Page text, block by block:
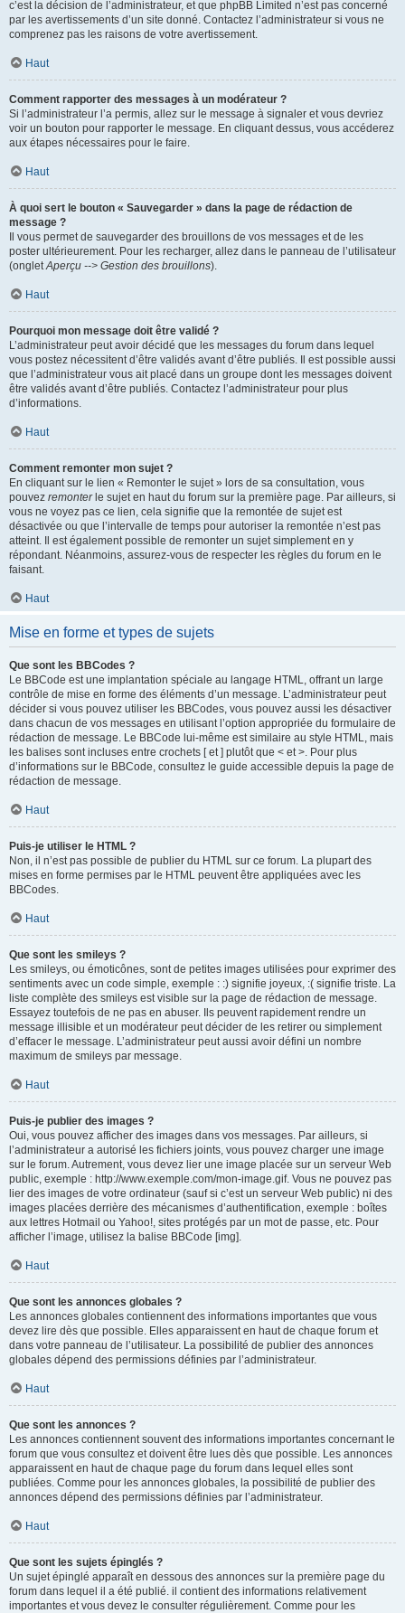
c’est la décision de l’administrateur, et que phpBB Limited n’est pas concerné
par les avertissements d’un site donné. Contactez l’administrateur si vous ne
comprenez pas les raisons de votre avertissement.
Haut
Comment rapporter des messages à un modérateur ?
Si l’administrateur l’a permis, allez sur le message à signaler et vous devriez
voir un bouton pour rapporter le message. En cliquant dessus, vous accéderez
aux étapes nécessaires pour le faire.
Haut
À quoi sert le bouton « Sauvegarder » dans la page de rédaction de
message ?
Il vous permet de sauvegarder des brouillons de vos messages et de les
poster ultérieurement. Pour les recharger, allez dans le panneau de l’utilisateur
(ongletAperçu --> Gestion des brouillons).
Haut
Pourquoi mon message doit être validé ?
L’administrateur peut avoir décidé que les messages du forum dans lequel
vous postez nécessitent d’être validés avant d’être publiés. Il est possible aussi
que l’administrateur vous ait placé dans un groupe dont les messages doivent
être validés avant d’être publiés. Contactez l’administrateur pour plus
d’informations.
Haut
Comment remonter mon sujet ?
En cliquant sur le lien « Remonter le sujet » lors de sa consultation, vous
pouvez remonterle sujet en haut du forum sur la première page. Par ailleurs, si
vous ne voyez pas ce lien, cela signifie que la remontée de sujet est
désactivée ou que l’intervalle de temps pour autoriser la remontée n’est pas
atteint. Il est également possible de remonter un sujet simplement en y
répondant. Néanmoins, assurez-vous de respecter les règles du forum en le
faisant.
Haut
Mise en forme et types de sujets
Que sont les BBCodes ?
Le BBCode est une implantation spéciale au langage HTML, offrant un large
contrôle de mise en forme des éléments d’un message. L’administrateur peut
décider si vous pouvez utiliser les BBCodes, vous pouvez aussi les désactiver
dans chacun de vos messages en utilisant l’option appropriée du formulaire de
rédaction de message. Le BBCode lui-même est similaire au style HTML, mais
les balises sont incluses entre crochets [ et ] plutôt que < et >. Pour plus
d’informations sur le BBCode, consultez le guide accessible depuis la page de
rédaction de message.
Haut
Puis-je utiliser le HTML ?
Non, il n’est pas possible de publier du HTML sur ce forum. La plupart des
mises en forme permises par le HTML peuvent être appliquées avec les
BBCodes.
Haut
Que sont les smileys ?
Les smileys, ou émoticônes, sont de petites images utilisées pour exprimer des
sentiments avec un code simple, exemple : :) signifie joyeux, :( signifie triste. La
liste complète des smileys est visible sur la page de rédaction de message.
Essayez toutefois de ne pas en abuser. Ils peuvent rapidement rendre un
message illisible et un modérateur peut décider de les retirer ou simplement
d’effacer le message. L’administrateur peut aussi avoir défini un nombre
maximum de smileys par message.
Haut
Puis-je publier des images ?
Oui, vous pouvez afficher des images dans vos messages. Par ailleurs, si
l’administrateur a autorisé les fichiers joints, vous pouvez charger une image
sur le forum. Autrement, vous devez lier une image placée sur un serveur Web
public, exemple : http://www.exemple.com/mon-image.gif. Vous ne pouvez pas
lier des images de votre ordinateur (sauf si c’est un serveur Web public) ni des
images placées derrière des mécanismes d’authentification, exemple : boîtes
aux lettres Hotmail ou Yahoo!, sites protégés par un mot de passe, etc. Pour
afficher l’image, utilisez la balise BBCode [img].
Haut
Que sont les annonces globales ?
Les annonces globales contiennent des informations importantes que vous
devez lire dès que possible. Elles apparaissent en haut de chaque forum et
dans votre panneau de l’utilisateur. La possibilité de publier des annonces
globales dépend des permissions définies par l’administrateur.
Haut
Que sont les annonces ?
Les annonces contiennent souvent des informations importantes concernant le
forum que vous consultez et doivent être lues dès que possible. Les annonces
apparaissent en haut de chaque page du forum dans lequel elles sont
publiées. Comme pour les annonces globales, la possibilité de publier des
annonces dépend des permissions définies par l’administrateur.
Haut
Que sont les sujets épinglés ?
Un sujet épinglé apparaît en dessous des annonces sur la première page du
forum dans lequel il a été publié. il contient des informations relativement
importantes et vous devez le consulter régulièrement. Comme pour les